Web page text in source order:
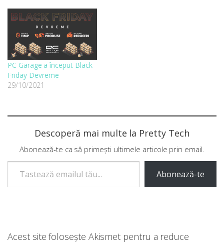
PC Garage a început Black
Friday Devreme
29/10/2021
Descoperă mai multe la Pretty Tech
Abonează-te ca să primești ultimele articole prin email.
Tastează emailul tău...
Abonează-te
Acest site folosește Akismet pentru a reduce